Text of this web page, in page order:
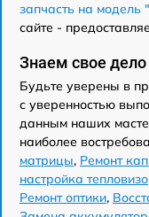
запчасть на
сайте -
Знаем свое дело
Будьте уверены в
с уверенностью
данным наших
наиболее
матрицы, Ремонт
настройка
Ремонт оптики,